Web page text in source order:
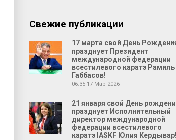
Свежие публикации
17 марта свой День
празднует Президент
международной федерации
всестилевого каратэ Рамиль
Габбасов!
06:35 17 Мар 2026
21 января свой День
празднует Исполнительный
директор международной
федерации всестилевого
каратэ IASKF Юлия Кердывар!